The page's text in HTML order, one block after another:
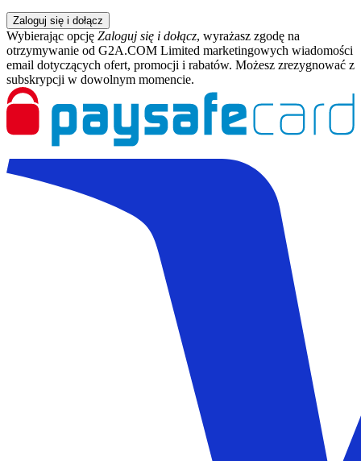
Zaloguj się i dołącz
Wybierając opcję Zaloguj się i dołącz, wyrażasz zgodę na
otrzymywanie od G2A.COM Limited marketingowych wiadomości
email dotyczących ofert, promocji i rabatów. Możesz zrezygnować z
subskrypcji w dowolnym momencie.